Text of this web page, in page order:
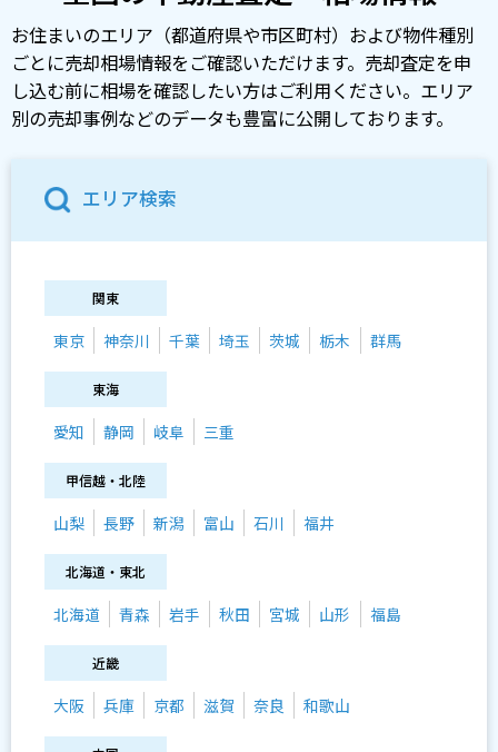
お住まいのエリア（都道府県や市区町村）および物件種別
ごとに売却相場情報をご確認いただけます。売却査定を申
し込む前に相場を確認したい方はご利用ください。エリア
別の売却事例などのデータも豊富に公開しております。
エリア検索
関東
東京 神奈川 千葉 埼玉 茨城 栃木 群馬
東海
愛知 静岡 岐阜 三重
甲信越・北陸
山梨 長野 新潟 富山 石川 福井
北海道・東北
北海道 青森 岩手 秋田 宮城 山形 福島
近畿
大阪 兵庫 京都 滋賀 奈良 和歌山